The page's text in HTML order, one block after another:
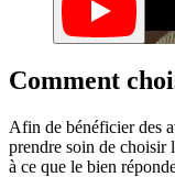
Comment
Afin de bénéficier des
prendre soin de
à ce que le bien